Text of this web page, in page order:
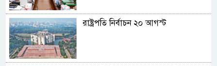
রাষ্ট্রপতি নির্বাচন ২০ আগস্ট